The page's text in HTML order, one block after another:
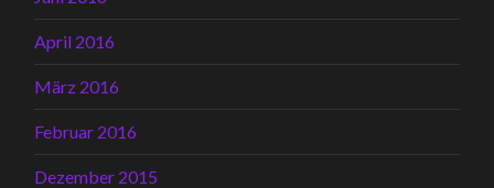
April 2016
März 2016
Februar 2016
Dezember 2015